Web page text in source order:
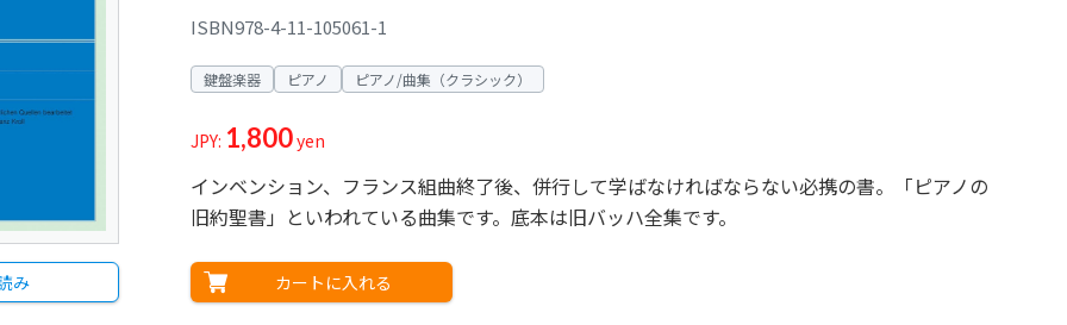
み
ISBN978-4-11-105061-1
鍵盤楽器 ピアノ ピアノ/曲集（クラシック）
JPY: 1,800yen
インベンション、フランス組曲終了後、併行して学ばなければならない必携の書。「ピアノの
旧約聖書」といわれている曲集です。底本は旧バッハ全集です。
カートに入れる